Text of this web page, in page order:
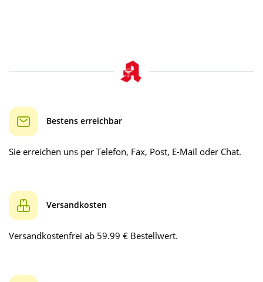
Bestens erreichbar
Sie erreichen uns per Telefon, Fax, Post, E-Mail oder Chat.
Versandkosten
Versandkostenfrei ab 59.99 € Bestellwert.